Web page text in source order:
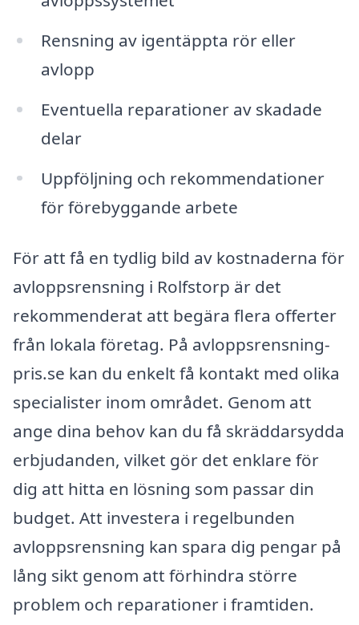
Rensning av igentäppta rör eller
avlopp
Eventuella reparationer av skadade
delar
Uppföljning och rekommendationer
för förebyggande arbete
För att få en tydlig bild av kostnaderna för
avloppsrensning i Rolfstorp är det
rekommenderat att begära flera offerter
från lokala företag. På avloppsrensning-
pris.se kan du enkelt få kontakt med olika
specialister inom området. Genom att
ange dina behov kan du få skräddarsydda
erbjudanden, vilket gör det enklare för
dig att hitta en lösning som passar din
budget. Att investera i regelbunden
avloppsrensning kan spara dig pengar på
lång sikt genom att förhindra större
problem och reparationer i framtiden.